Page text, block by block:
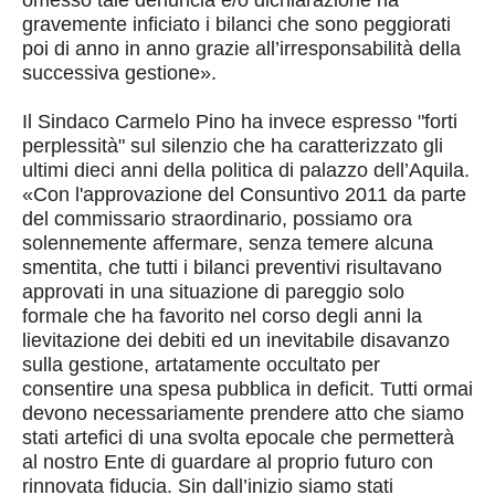
gravemente inficiato i bilanci che sono peggiorati
poi di anno in anno grazie all’irresponsabilità della
successiva gestione».
Il Sindaco Carmelo Pino ha invece espresso "forti
perplessità" sul silenzio che ha caratterizzato gli
ultimi dieci anni della politica di palazzo dell’Aquila.
«Con l'approvazione del Consuntivo 2011 da parte
del commissario straordinario, possiamo ora
solennemente affermare, senza temere alcuna
smentita, che tutti i bilanci preventivi risultavano
approvati in una situazione di pareggio solo
formale che ha favorito nel corso degli anni la
lievitazione dei debiti ed un inevitabile disavanzo
sulla gestione, artatamente occultato per
consentire una spesa pubblica in deficit. Tutti ormai
devono necessariamente prendere atto che siamo
stati artefici di una svolta epocale che permetterà
al nostro Ente di guardare al proprio futuro con
rinnovata fiducia. Sin dall’inizio siamo stati